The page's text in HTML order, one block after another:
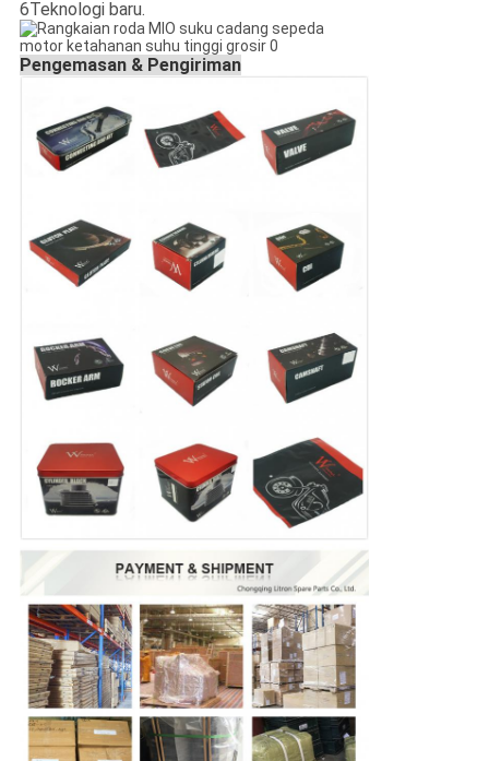
6Teknologi baru.
Pengemasan & Pengiriman